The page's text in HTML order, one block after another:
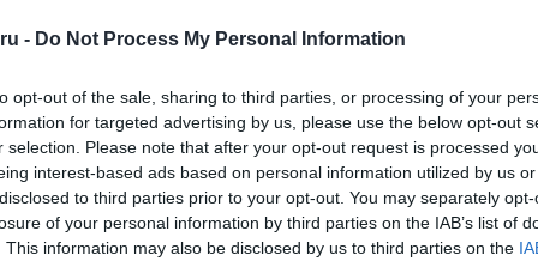
- Do Not Process My Personal Information
opt-out of the sale, sharing to third parties, or processing of your
for targeted advertising by us, please use the below opt-out
selection. Please note that after your opt-out request is processed
interest-based ads based on personal information utilized by us
to third parties prior to your opt-out. You may separately
of your personal information by third parties on the IAB’s list of
This information may also be disclosed by us to third parties on the
való mozgatási lehetősége
appok: óra, számológép, galéria, névjegyzék és zenelejátszó
Samsung appok
csak az ír ROM érhető el, ám többen már a magyar piacra szánt
vagy OTA segítséggel.